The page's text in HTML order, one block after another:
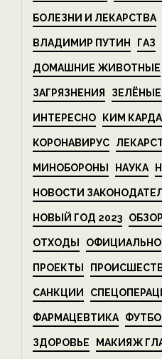
БОЛЕЗНИ И ЛЕКАРСТВА
ВЛАДИМИР ПУТИН ГАЗ
ДОМАШНИЕ ЖИВОТНЫЕ
ЗАГРЯЗНЕНИЯ
ИНТЕРЕСНО КИМ
КОРОНАВИРУС
МИНОБОРОНЫ НАУКА
НОВОСТИ
НОВЫЙ ГОД 2023
ОТХОДЫ ОФИЦИАЛЬНО
ПРОЕКТЫ
САНКЦИИ
ФАРМАЦЕВТИКА
ЗДОРОВЬЕ МАКИЯЖ